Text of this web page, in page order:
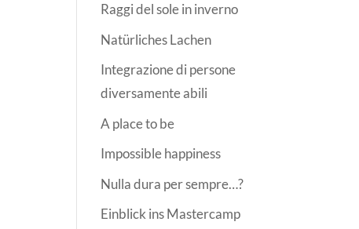
Raggi del sole in inverno
Natürliches Lachen
Integrazione di persone
diversamente abili
A place to be
Impossible happiness
Nulla dura per sempre…?
Einblick ins Mastercamp